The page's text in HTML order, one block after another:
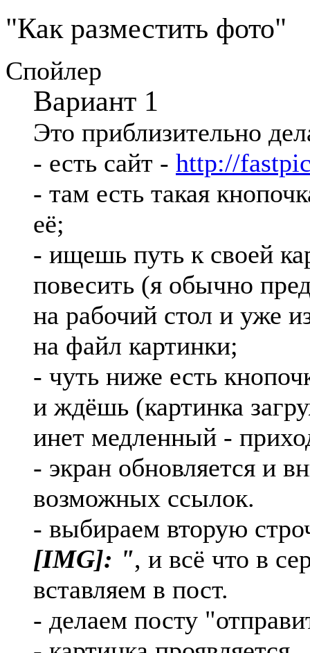
"Как разместить фото"
Спойлер
Вариант 1
Это приблизительно
- есть сайт - http://
- там есть такая
её;
- ищешь путь к своей
повесить (я обычно
на рабочий стол и уже
на файл картинки;
- чуть ниже есть
и ждёшь (картинка
инет медленный -
- экран обновляется и
возможных ссылок.
- выбираем вторую
[IMG]: ", и всё что в
вставляем в пост.
- делаем посту